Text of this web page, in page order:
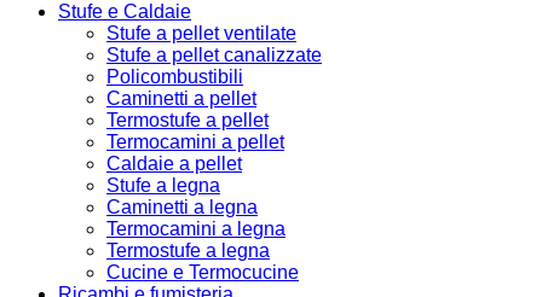
Stufe e Caldaie
Stufe a pellet ventilate
Stufe a pellet canalizzate
Policombustibili
Caminetti a pellet
Termostufe a pellet
Termocamini a pellet
Caldaie a pellet
Stufe a legna
Caminetti a legna
Termocamini a legna
Termostufe a legna
Cucine e Termocucine